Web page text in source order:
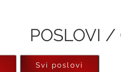
POSLOVI /
Svi poslovi